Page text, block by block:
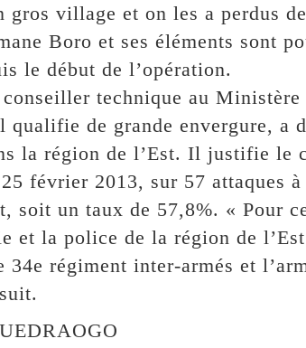
gros village et on les a perdus
Boro et ses éléments sont
le début de l’opération.
technique au Ministère
qualifie de grande envergure, a
la région de l’Est. Il justifie le
février 2013, sur 57 attaques
soit un taux de 57,8%. « Pour
et la police de la région de
34e régiment inter-armés et